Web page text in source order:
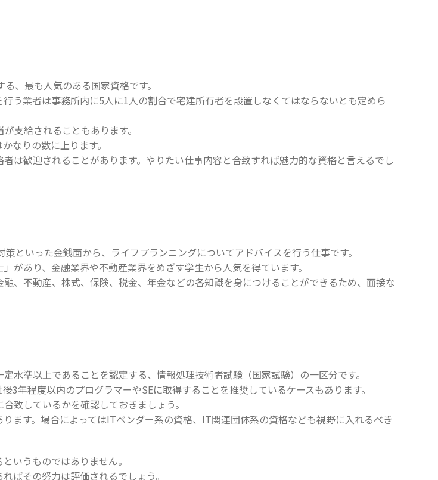
、最も人気のある国家資格です。
う業者は事務所内に5人に1人の割合で宅建所有者を設置しなくてはならないとも定めら
支給されることもあります。
なりの数に上ります。
は歓迎されることがあります。やりたい仕事内容と合致すれば魅力的な資格と言えるでし
といった金銭面から、ライフプランニングについてアドバイスを行う仕事です。
があり、金融業界や不動産業界をめざす学生から人気を得ています。
、不動産、株式、保険、税金、年金などの各知識を身につけることができるため、面接な
準以上であることを認定する、情報処理技術者試験（国家試験）の一区分です。
年程度以内のプログラマーやSEに取得することを推奨しているケースもあります。
致しているかを確認しておきましょう。
ます。場合によってはITベンダー系の資格、IT関連団体系の資格なども視野に入れるべき
いうものではありません。
ばその努力は評価されるでしょう。